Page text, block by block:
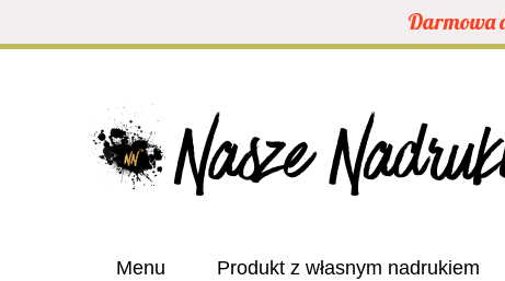
Darmowa
Menu Produkt z własnym nadrukiem